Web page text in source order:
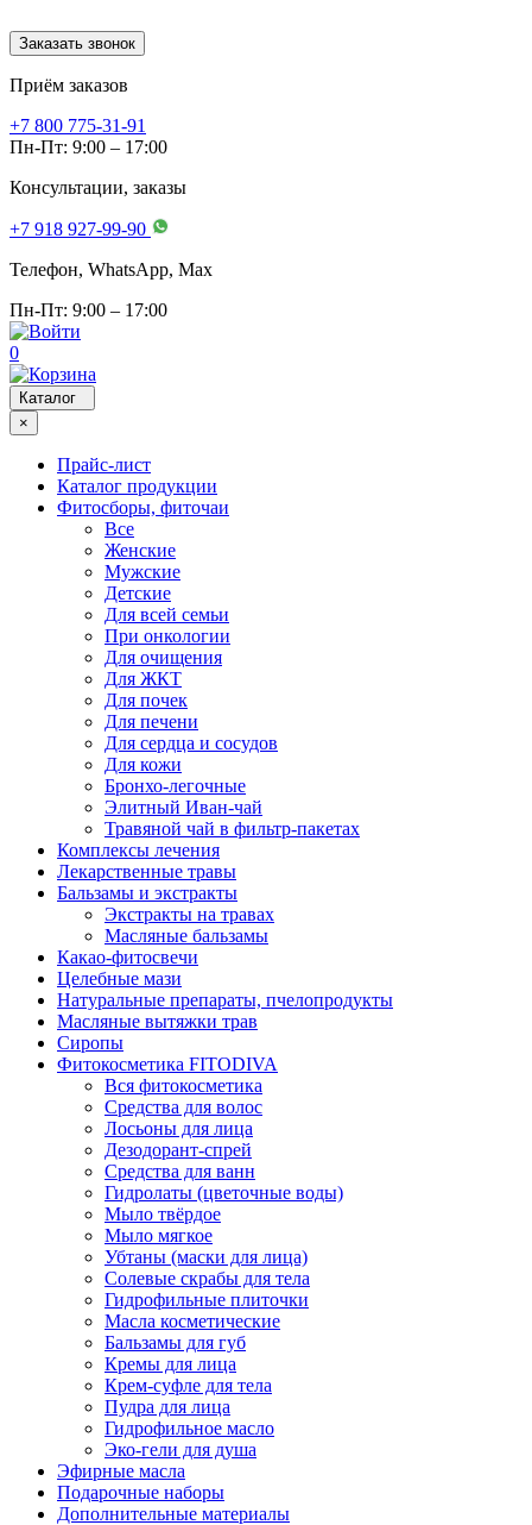
Заказать звонок
Приём заказов
+7 800 775-31-91
Пн-Пт: 9:00 – 17:00
Консультации, заказы
+7 918 927-99-90
Телефон, WhatsApp, Мах
Пн-Пт: 9:00 – 17:00
0
Каталог
×
Прайс-лист
Каталог продукции
Фитосборы, фиточаи
Все
Женские
Мужские
Детские
Для всей семьи
При онкологии
Для очищения
Для ЖКТ
Для почек
Для печени
Для сердца и сосудов
Для кожи
Бронхо-легочные
Элитный Иван-чай
Травяной чай в фильтр-пакетах
Комплексы лечения
Лекарственные травы
Бальзамы и экстракты
Экстракты на травах
Масляные бальзамы
Какао-фитосвечи
Целебные мази
Натуральные препараты, пчелопродукты
Масляные вытяжки трав
Сиропы
Фитокосметика FITODIVA
Вся фитокосметика
Средства для волос
Лосьоны для лица
Дезодорант-спрей
Средства для ванн
Гидролаты (цветочные воды)
Мыло твёрдое
Мыло мягкое
Убтаны (маски для лица)
Солевые скрабы для тела
Гидрофильные плиточки
Масла косметические
Бальзамы для губ
Кремы для лица
Крем-суфле для тела
Пудра для лица
Гидрофильное масло
Эко-гели для душа
Эфирные масла
Подарочные наборы
Дополнительные материалы